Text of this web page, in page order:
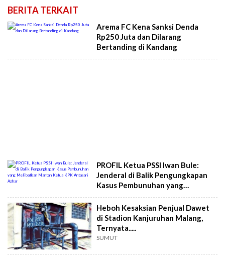
BERITA TERKAIT
Arema FC Kena Sanksi Denda
Rp250 Juta dan Dilarang
Bertanding di Kandang
PROFIL Ketua PSSI Iwan Bule:
Jenderal di Balik Pengungkapan
Kasus Pembunuhan yang
Antasari Azhar
Heboh Kesaksian Penjual Dawet
di Stadion Kanjuruhan Malang,
Ternyata.....
SUMUT